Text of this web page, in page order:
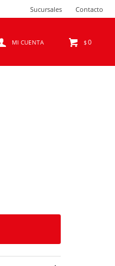
$0
Sucursales Contacto